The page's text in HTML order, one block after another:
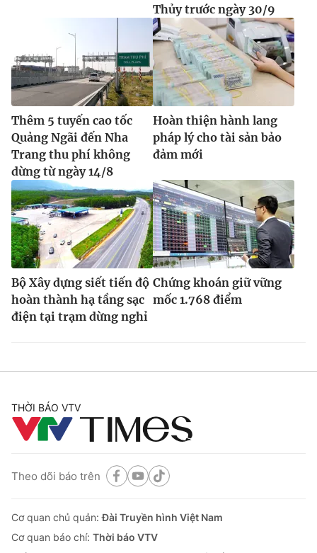
Thủy trước ngày 30/9
Thêm 5 tuyến cao tốc
Quảng Ngãi đến Nha
Trang thu phí không
dừng từ ngày 14/8
Hoàn thiện hành lang
pháp lý cho tài sản bảo
đảm mới
Bộ Xây dựng siết tiến độ
hoàn thành hạ tầng sạc
điện tại trạm dừng nghỉ
Chứng khoán giữ vững
mốc 1.768 điểm
THỜI BÁO VTV
Theo dõi báo trên
Cơ quan chủ quản:Đài Truyền hình Việt Nam
Cơ quan báo chí: Thời báo VTV